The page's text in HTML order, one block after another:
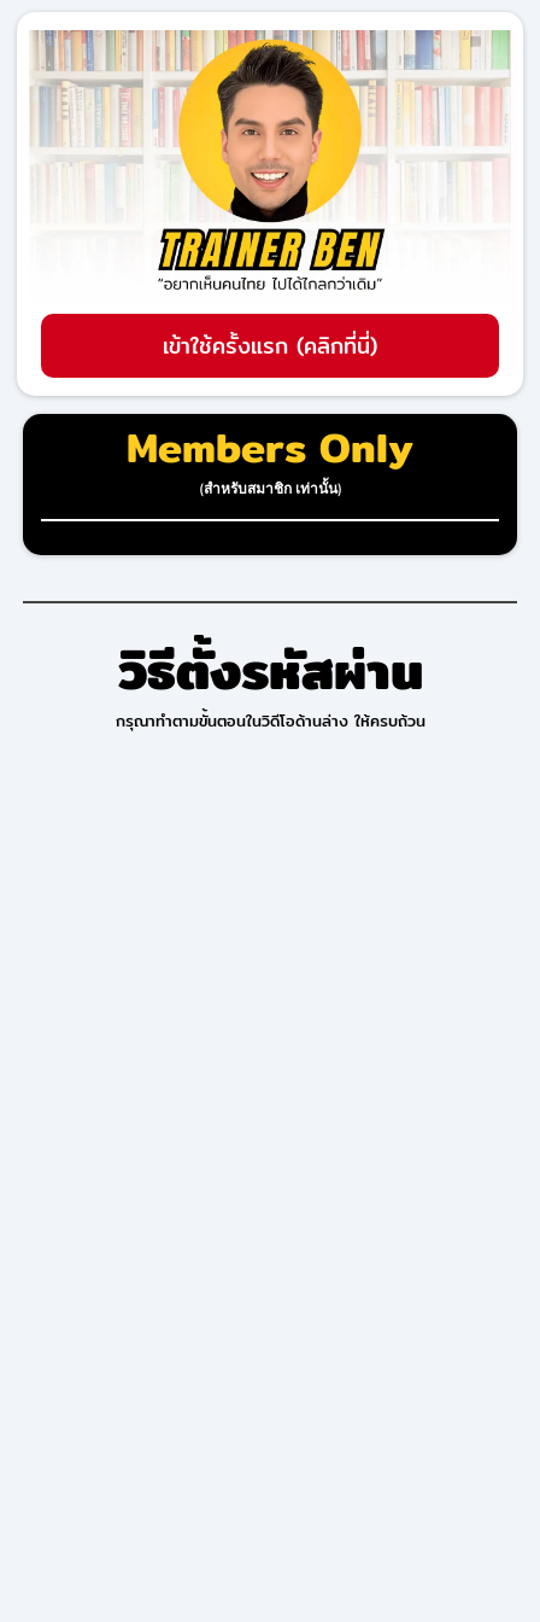
เข้าใช้ครั้งแรก (คลิกที่นี่)
Members Only
(สำหรับสมาชิก เท่านั้น)
วิธีตั้งรหัสผ่าน
กรุณาทำตามขั้นตอนในวิดีโอด้านล่าง ให้ครบถ้วน